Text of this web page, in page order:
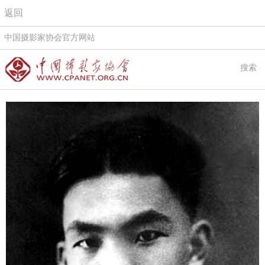
返回
中国摄影家协会官方网站
搜索